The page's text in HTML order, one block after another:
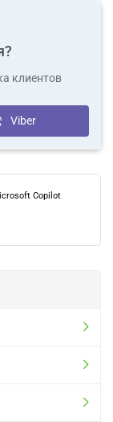
клиентов
Viber
Copilot